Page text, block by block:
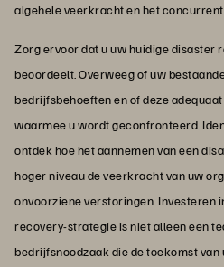
algehele veerkracht en het
Zorg ervoor dat u uw huidige disaster
beoordeelt. Overweeg of uw
bedrijfsbehoeften en of deze
waarmee u wordt geconfronteerd.
ontdek hoe het aannemen van een
hoger niveau de veerkracht van uw
onvoorziene verstoringen. Investeren
recovery-strategie is niet alleen een
bedrijfsnoodzaak die de toekomst van